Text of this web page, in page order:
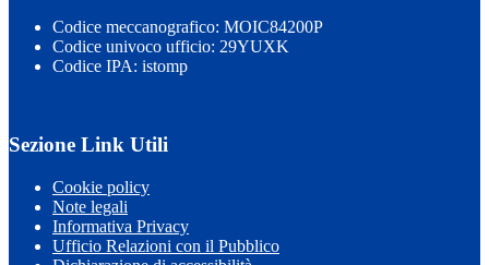
Codice meccanografico: MOIC84200P
Codice univoco ufficio: 29YUXK
Codice IPA: istomp
Sezione Link Utili
Cookie policy
Note legali
Informativa Privacy
Ufficio Relazioni con il Pubblico